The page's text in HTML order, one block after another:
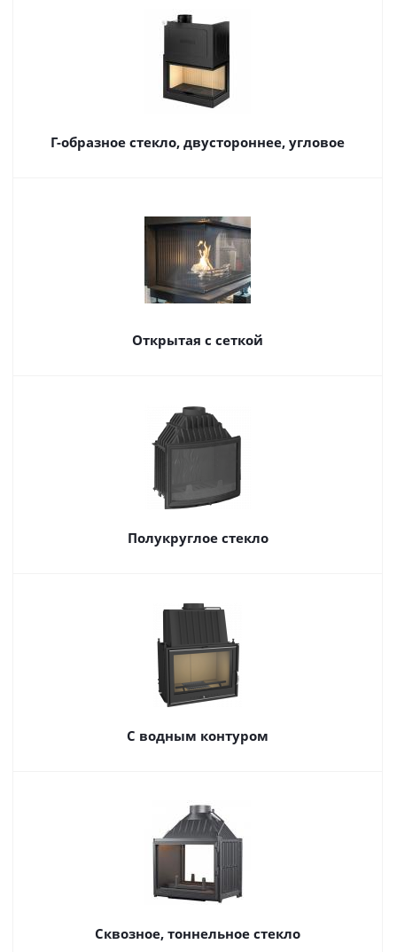
Г-образное стекло, двустороннее, угловое
Открытая с сеткой
Полукруглое стекло
С водным контуром
Сквозное, тоннельное стекло